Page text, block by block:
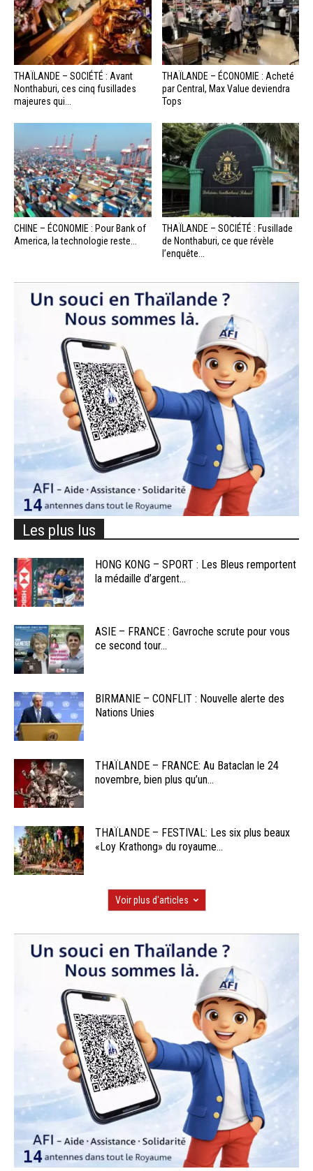
THAÏLANDE – SOCIÉTÉ : Avant
Nonthaburi, ces cinq fusillades
majeures qui...
THAÏLANDE – ÉCONOMIE : Acheté
par Central, Max Value deviendra
Tops
CHINE – ÉCONOMIE : Pour Bank of
America, la technologie reste...
THAÏLANDE – SOCIÉTÉ : Fusillade
de Nonthaburi, ce que révèle
l’enquête...
Les plus lus
HONG KONG – SPORT : Les Bleus remportent
la médaille d’argent...
ASIE – FRANCE : Gavroche scrute pour vous
ce second tour...
BIRMANIE – CONFLIT : Nouvelle alerte des
Nations Unies
THAÏLANDE – FRANCE: Au Bataclan le 24
novembre, bien plus qu’un...
THAÏLANDE – FESTIVAL: Les six plus beaux
«Loy Krathong» du royaume...
Voir plus d'articles